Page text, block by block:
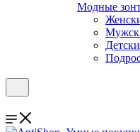
Модные